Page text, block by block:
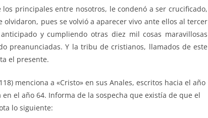
principales entre nosotros, le condenó a ser crucificado,
pues se volvió a aparecer vivo ante ellos al tercer
y cumpliendo otras diez mil cosas maravillosas
preanunciadas. Y la tribu de cristianos, llamados de este
el presente.
menciona a «Cristo» en sus Anales, escritos hacia el año
el año 64. Informa de la sospecha que existía de que el
lo siguiente: